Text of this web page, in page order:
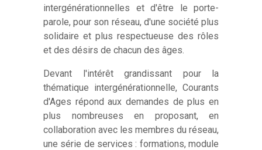
intergénérationnelles et d'être le porte-
parole, pour son réseau, d'une société plus
solidaire et plus respectueuse des rôles
et des désirs de chacun des âges.
Devant l'intérêt grandissant pour la
thématique intergénérationnelle, Courants
d'Ages répond aux demandes de plus en
plus nombreuses en proposant, en
collaboration avec les membres du réseau,
une série de services : formations, module